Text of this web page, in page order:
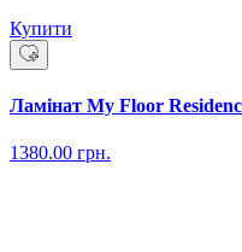
Купити
Ламінат My Floor
1380.00 грн.